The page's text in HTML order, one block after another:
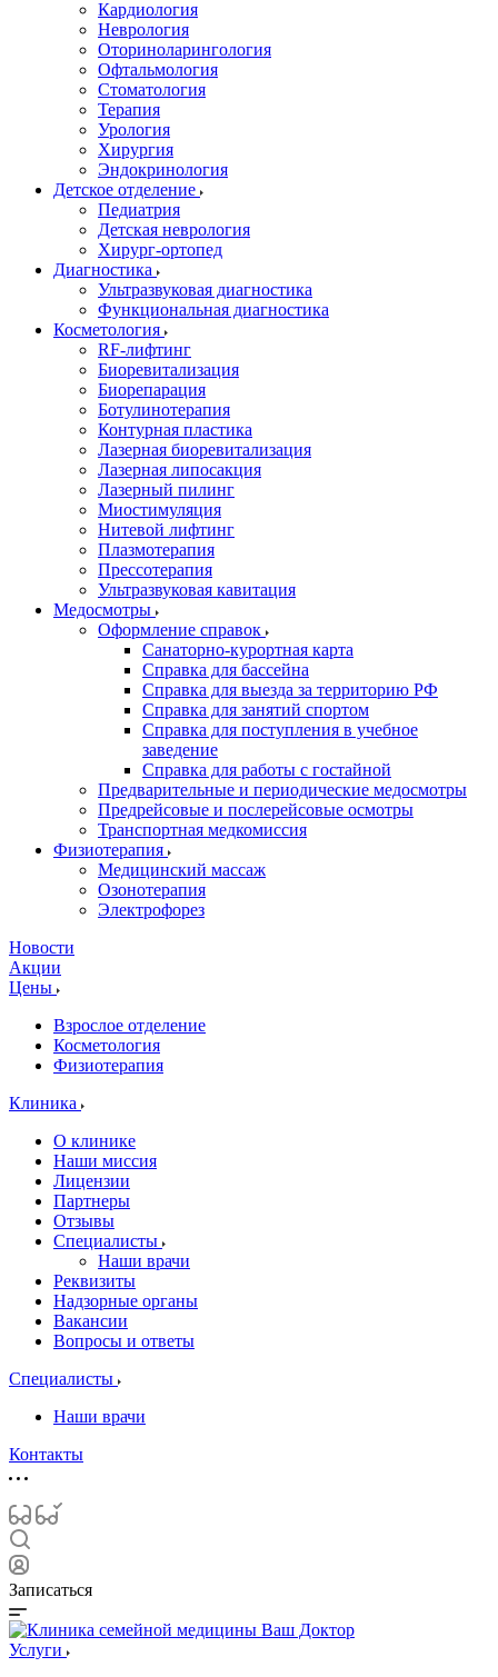
Кардиология
Неврология
Оториноларингология
Офтальмология
Стоматология
Терапия
Урология
Хирургия
Эндокринология
Детское отделение
Педиатрия
Детская неврология
Хирург-ортопед
Диагностика
Ультразвуковая диагностика
Функциональная диагностика
Косметология
RF-лифтинг
Биоревитализация
Биорепарация
Ботулинотерапия
Контурная пластика
Лазерная биоревитализация
Лазерная липосакция
Лазерный пилинг
Миостимуляция
Нитевой лифтинг
Плазмотерапия
Прессотерапия
Ультразвуковая кавитация
Медосмотры
Оформление справок
Санаторно-курортная карта
Справка для бассейна
Справка для выезда за территорию РФ
Справка для занятий спортом
Справка для поступления в учебное
заведение
Справка для работы с гостайной
Предварительные и периодические медосмотры
Предрейсовые и послерейсовые осмотры
Транспортная медкомиссия
Физиотерапия
Медицинский массаж
Озонотерапия
Электрофорез
Новости
Акции
Цены
Взрослое отделение
Косметология
Физиотерапия
Клиника
О клинике
Наши миссия
Лицензии
Партнеры
Отзывы
Специалисты
Наши врачи
Реквизиты
Надзорные органы
Вакансии
Вопросы и ответы
Специалисты
Наши врачи
Контакты
Записаться
Услуги